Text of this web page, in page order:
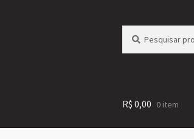
por:
R$ 0,00 0 item